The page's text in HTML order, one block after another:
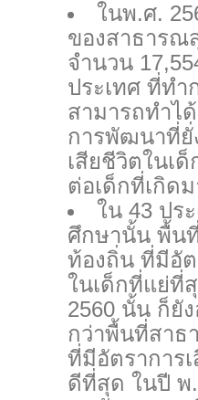
ในพ.ศ.
ของสาธารณ
จำนวน
ประเทศ ที่ท
สามารถทำไ
การพัฒนาที่ยั่
เสียชีวิตในเ
ต่อเด็กที่เกิด
ใน 43 ปร
ศึกษานั้น พื้น
ท้องถิ่น ที่มีอัต
ในเด็กที่แย่ที่
2560 นั้น ก็ยั
กว่าพื้นที่สาธ
ที่มีอัตราการ
ดีที่สุด ในปี พ